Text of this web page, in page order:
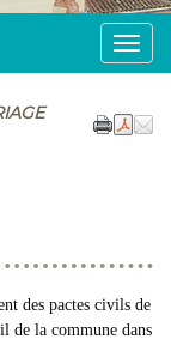
Menu
des pactes civils de
de la commune dans